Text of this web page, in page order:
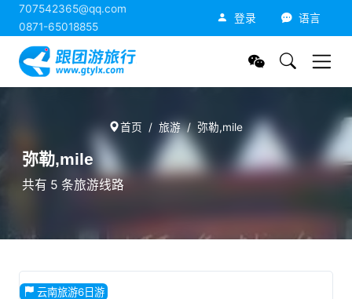
707542365@qq.com
0871-65018855
登录 语言
首页 旅游 弥勒,mile
弥勒,mile
共有 5 条旅游线路
云南旅游6日游